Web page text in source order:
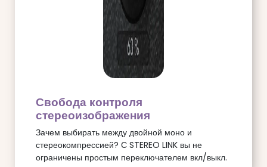
Свобода контроля
стереоизображения
Зачем выбирать между двойной моно и
стереокомпрессией? С STEREO LINK вы не
ограничены простым переключателем вкл/выкл.